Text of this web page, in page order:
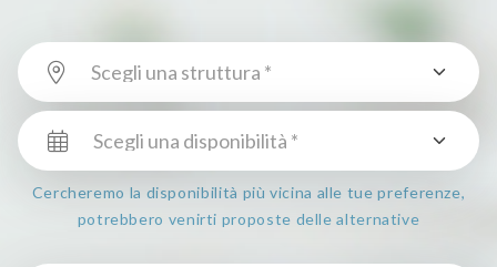
Cercheremo la disponibilità più vicina alle tue preferenze,
potrebbero venirti proposte delle alternative